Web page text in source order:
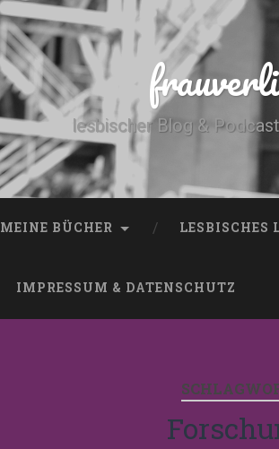
lesbischer Blog &
MEINE BÜCHER LESBISCHES
IMPRESSUM & DATENSCHUTZ